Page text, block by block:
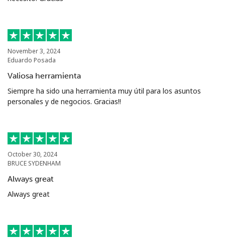
November 3, 2024
Eduardo Posada
Valiosa herramienta
Siempre ha sido una herramienta muy útil para los asuntos
personales y de negocios. Gracias!!
October 30, 2024
BRUCE SYDENHAM
Always great
Always great